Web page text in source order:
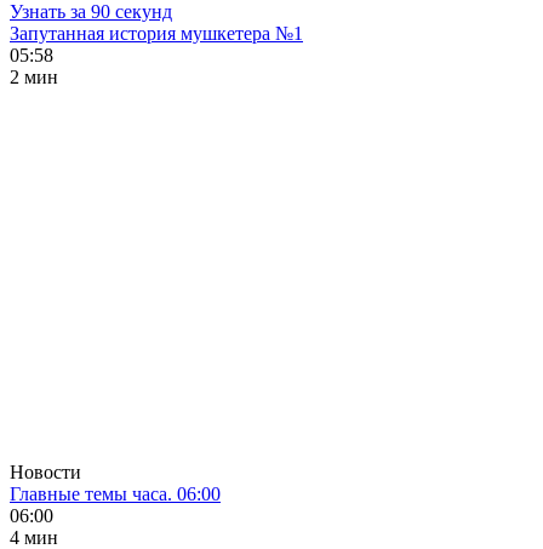
Узнать за 90 секунд
Запутанная история мушкетера №1
05:58
2 мин
Новости
Главные темы часа. 06:00
06:00
4 мин